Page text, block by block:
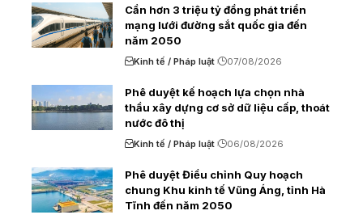
Cần hơn 3 triệu tỷ đồng phát triển
mạng lưới đường sắt quốc gia đến
năm 2050
Kinh tế / Pháp luật 07/08/2026
Phê duyệt kế hoạch lựa chọn nhà
thầu xây dựng cơ sở dữ liệu cấp, thoát
nước đô thị
Kinh tế / Pháp luật 06/08/2026
Phê duyệt Điều chỉnh Quy hoạch
chung Khu kinh tế Vũng Áng, tỉnh Hà
Tĩnh đến năm 2050